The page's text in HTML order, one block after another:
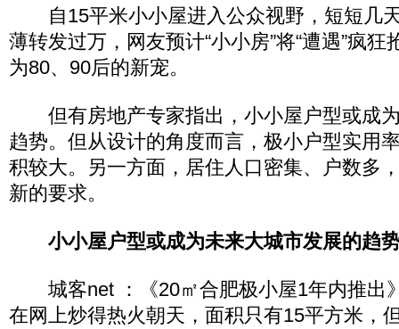
自15平米小小屋进入公众视野，短短几
薄转发过万，网友预计“小小房”将“遭遇”疯
为80、90后的新宠。
但有房地产专家指出，小小屋户型或成
趋势。但从设计的角度而言，极小户型实用
积较大。另一方面，居住人口密集、户数多
新的要求。
小小屋户型或成为未来大城市发展的趋
城客net ：《20㎡合肥极小屋1年内推出
在网上炒得热火朝天，面积只有15平方米，